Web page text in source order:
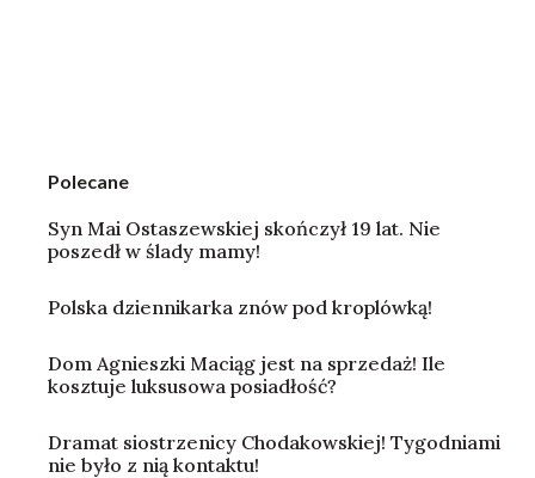
Polecane
Syn Mai Ostaszewskiej skończył 19 lat. Nie
poszedł w ślady mamy!
Polska dziennikarka znów pod kroplówką!
Dom Agnieszki Maciąg jest na sprzedaż! Ile
kosztuje luksusowa posiadłość?
Dramat siostrzenicy Chodakowskiej! Tygodniami
nie było z nią kontaktu!